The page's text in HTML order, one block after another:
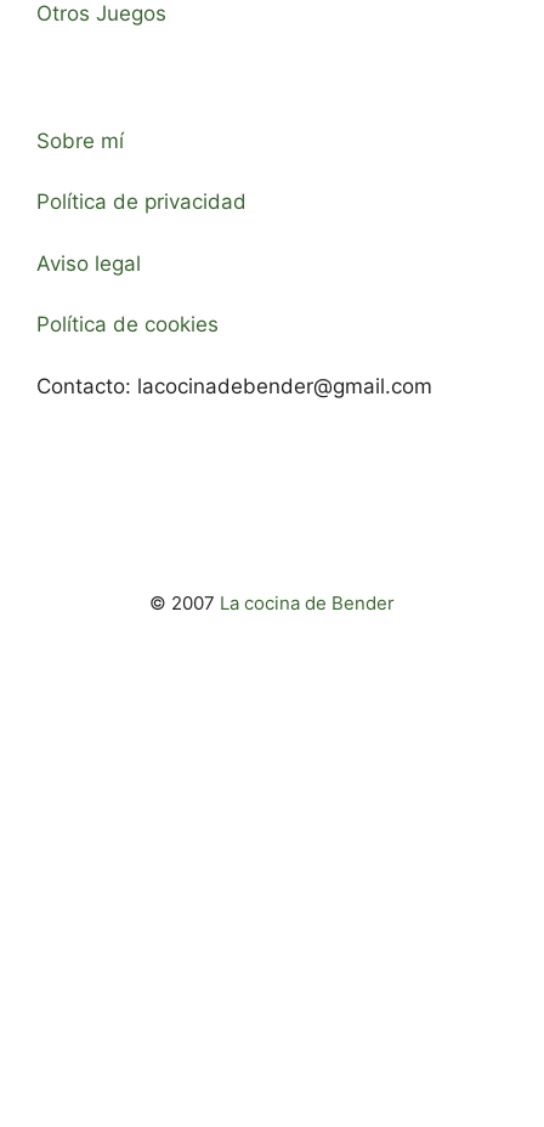
Otros Juegos
Sobre mí
Política de privacidad
Aviso legal
Política de cookies
Contacto: lacocinadebender@gmail.com
© 2007 La cocina de Bender